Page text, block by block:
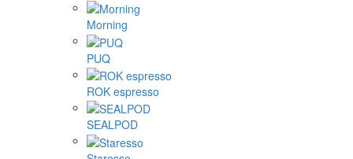
Morning
PUQ
ROK espresso
SEALPOD